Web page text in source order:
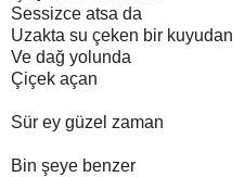
Sessizce atsa da
Uzakta su çeken bir kuyudan
Ve dağ yolunda
Çiçek açan
Sür ey güzel zaman
Bin şeye benzer